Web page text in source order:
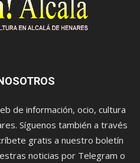
de información, ocio, cultura
Síguenos también a través
gratis a nuestro boletín
noticias por Telegram o